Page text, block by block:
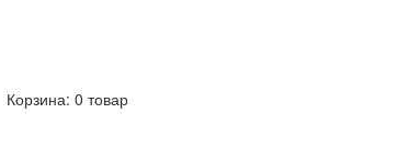
Корзина: 0 товар